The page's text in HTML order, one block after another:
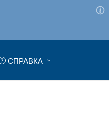
СПРАВКА